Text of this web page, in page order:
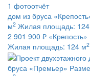
1 фотоотчёт
дом из бруса
м2 Жилая площадь:
2 901 900 ₽ «Крепость»
Жилая площадь: 124 м2
бруса «Премьер»